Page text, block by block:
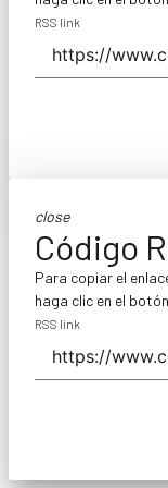
RSS link
close
Código
Para copiar el
haga clic en el
RSS link